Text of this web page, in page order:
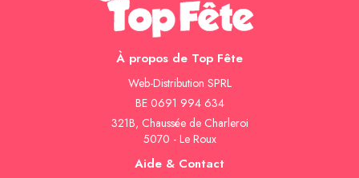
À propos de Top Fête
Web-Distribution SPRL
BE 0691 994 634
321B, Chaussée de Charleroi
5070 - Le Roux
Aide & Contact